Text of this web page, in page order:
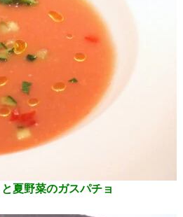
夏野菜のガスパチョ